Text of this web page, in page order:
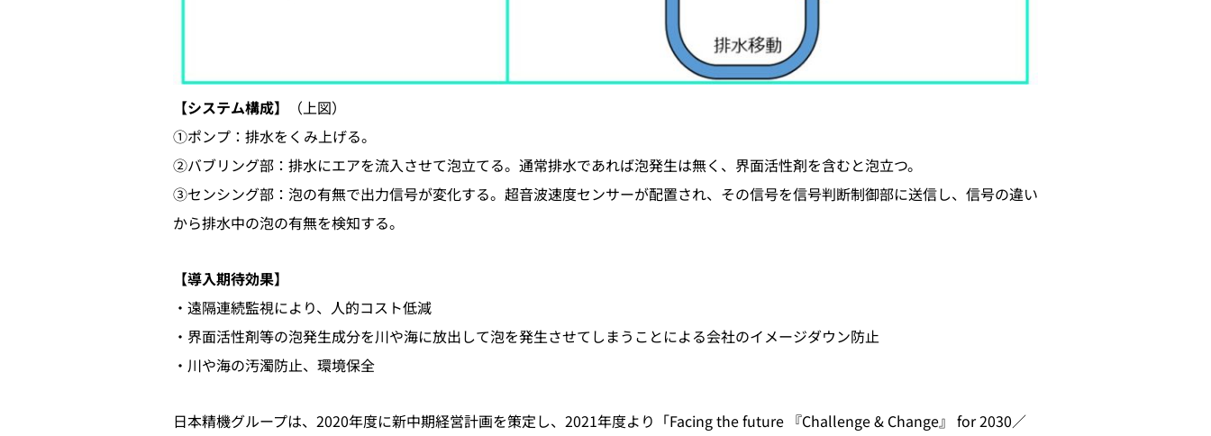
【システム構成】
（上図）
①ポンプ：排水をくみ上げる。
②バブリング部：排水にエアを流入させて泡立てる。通常排水であれば泡発生は無く、界面活性剤を含むと泡立つ。
③センシング部：泡の有無で出力信号が変化する。超音波速度センサーが配置され、その信号を信号判断制御部に送信し、信号の違い
から排水中の泡の有無を検知する。
【導入期待効果】
・遠隔連続監視により、人的コスト低減
・界面活性剤等の泡発生成分を川や海に放出して泡を発生させてしまうことによる会社のイメージダウン防止
・川や海の汚濁防止、環境保全
日本精機グループは、2020年度に新中期経営計画を策定し、2021年度より「Facing the future 『Challenge & Change』 for 2030／